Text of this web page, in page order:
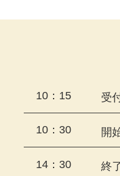
10：15 受
10：30 開
14：30 終